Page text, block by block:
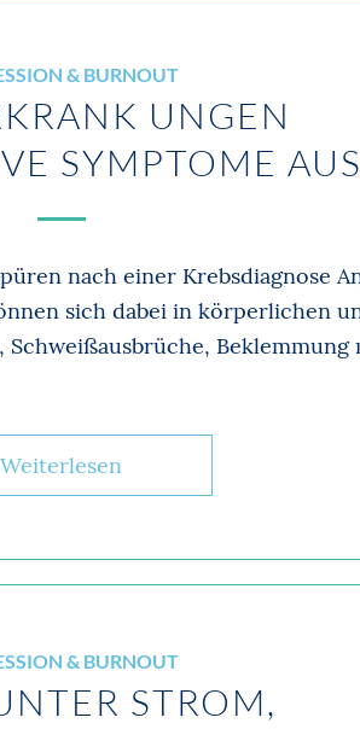
& BURNOUT
­UNGEN
SYMPTOME
nach einer Krebsdiagnose
sich dabei in körperlichen
Schweißausbrüche,
Weiterlesen
& BURNOUT
STROM,